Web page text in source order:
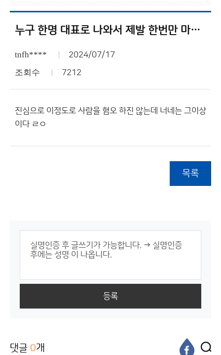
누구 한명 대표로 나와서 제발 한번만 마주치자
tnfh**** 2024/07/17
조회수 7212
진심으로 이정도로 사람을 혐오 하진 않는데 너네는 그이상
이다 ㄹㅇ
목록
등록
댓글 0개